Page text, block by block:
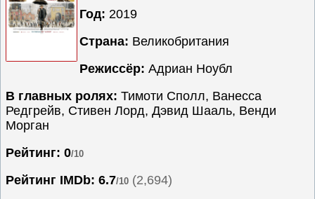
Приключения
Русские
Сериалы
Спорт
Триллеры
Ужасы
Фантастика
Год: 2019
Страна: Великобритания
Режиссёр: Адриан Ноубл
В главных ролях: Тимоти Сполл, Ванесса
Редгрейв, Стивен Лорд, Дэвид Шааль, Венди
Морган
Рейтинг: 0/10
Рейтинг IMDb: 6.7/10 (2,694)